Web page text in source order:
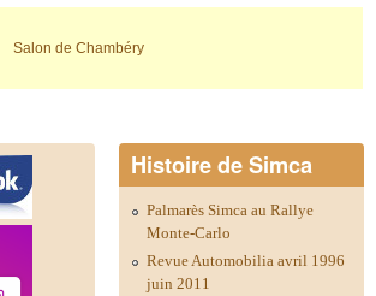
Salon de Chambéry
Histoire de Simca
Palmarès Simca au Rallye
Monte-Carlo
Revue Automobilia avril 1996
juin 2011